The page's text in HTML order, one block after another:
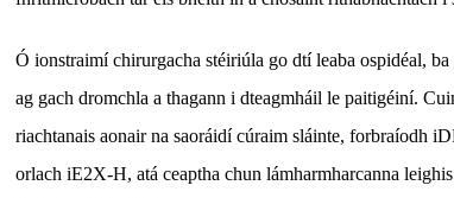
Ó ionstraimí chirurgacha stéiriúla go dtí leaba ospidéal,
ag gach dromchla a thagann i dteagmháil le paitigéiní.
riachtanais aonair na saoráidí cúraim sláinte, forbraíodh
orlach iE2X-H, atá ceaptha chun lámharmharcanna